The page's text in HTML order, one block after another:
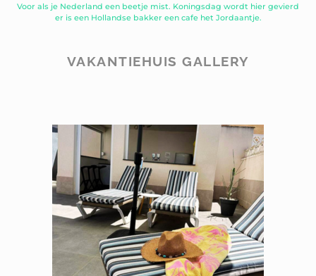
Voor als je Nederland een beetje mist. Koningsdag wordt hier gevierd
er is een Hollandse bakker een cafe het Jordaantje.
VAKANTIEHUIS GALLERY